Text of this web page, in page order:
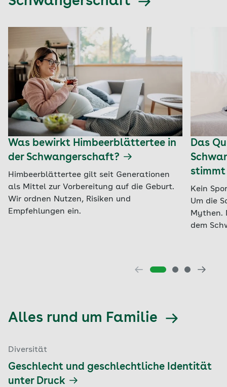
Was bewirkt Himbeerblättertee in
der Schwangerschaft?
Himbeerblättertee gilt seit Generationen
als Mittel zur Vorbereitung auf die Geburt.
Wir ordnen Nutzen, Risiken und
Empfehlungen ein.
Das
stimmt
Kein
Um die
Mythen.
dem
Alles rund um Familie
Diversität
Geschlecht und geschlechtliche Identität
unter Druck